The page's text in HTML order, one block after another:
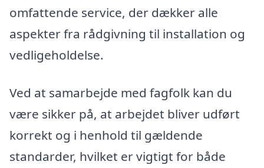
omfattende service, der dækker alle
aspekter fra rådgivning til installation og
vedligeholdelse.
Ved at samarbejde med fagfolk kan du
være sikker på, at arbejdet bliver udført
korrekt og i henhold til gældende
standarder, hvilket er vigtigt for både